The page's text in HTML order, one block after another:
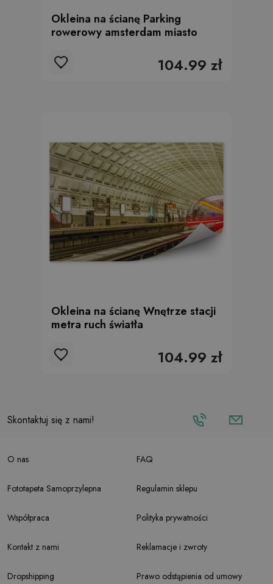
Okleina na ścianę Parking
rowerowy amsterdam miasto
104.99 zł
Okleina na ścianę Wnętrze stacji
metra ruch światła
104.99 zł
Skontaktuj się z nami!
O nas
Fototapeta Samoprzylepna
Współpraca
Kontakt z nami
Dropshipping
FAQ
Regulamin sklepu
Polityka prywatności
Reklamacje i zwroty
Prawo odstąpienia od umowy